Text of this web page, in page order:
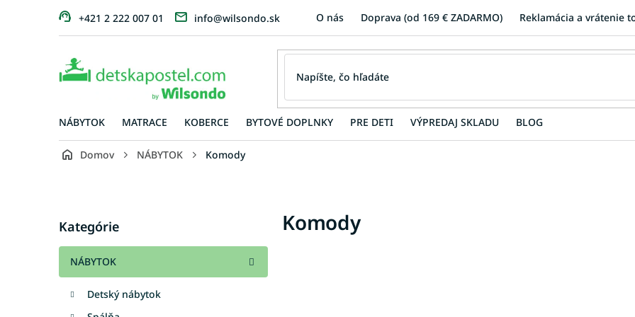
+421 2 222 007 01 info@wilsondo.sk O nás Doprava (od 169 € ZADARMO) Reklamácia a vrátenie
NÁBYTOK MATRACE KOBERCE BYTOVÉ DOPLNKY PRE DETI VÝPREDAJ SKLADU BLOG
Domov NÁBYTOK Komody
n
ý
p
kategórie
Kategórie
NÁBYTOK
Detský nábytok
Komody